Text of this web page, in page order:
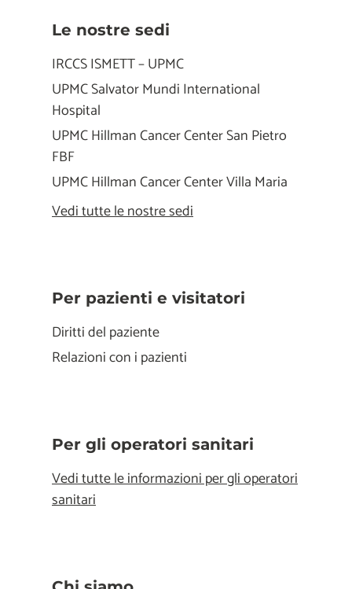
Le nostre sedi
IRCCS ISMETT – UPMC
UPMC Salvator Mundi International
Hospital
UPMC Hillman Cancer Center San Pietro
FBF
UPMC Hillman Cancer Center Villa Maria
Vedi tutte le nostre sedi
Per pazienti e visitatori
Diritti del paziente
Relazioni con i pazienti
Per gli operatori sanitari
Vedi tutte le informazioni per gli operatori
sanitari